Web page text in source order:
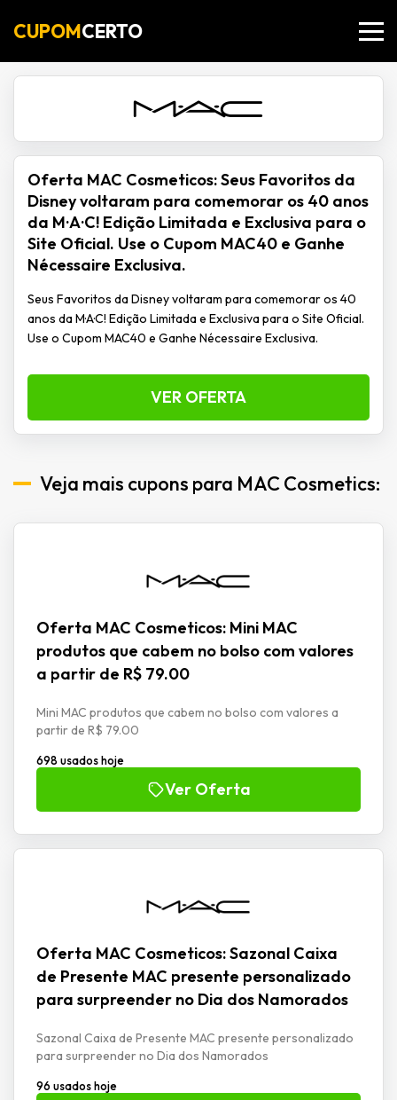
CUPOMCERTO
Oferta MAC Cosmeticos: Seus Favoritos da
Disney voltaram para comemorar os 40 anos
da M·A·C! Edição Limitada e Exclusiva para o
Site Oficial. Use o Cupom MAC40 e Ganhe
Nécessaire Exclusiva.
Seus Favoritos da Disney voltaram para comemorar os 40
anos da M·A·C! Edição Limitada e Exclusiva para o Site Oficial.
Use o Cupom MAC40 e Ganhe Nécessaire Exclusiva.
VER OFERTA
Veja mais cupons para MAC Cosmetics:
Oferta MAC Cosmeticos: Mini MAC
produtos que cabem no bolso com valores
a partir de R$ 79.00
Mini MAC produtos que cabem no bolso com valores a
partir de R$ 79.00
698 usados hoje
Ver Oferta
Oferta MAC Cosmeticos: Sazonal Caixa
de Presente MAC presente personalizado
para surpreender no Dia dos Namorados
Sazonal Caixa de Presente MAC presente personalizado
para surpreender no Dia dos Namorados
96 usados hoje